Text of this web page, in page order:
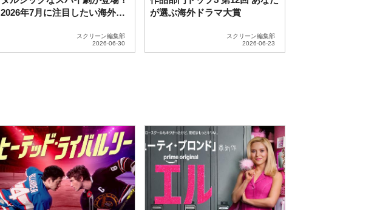
2026年7月に注目したい海外ド
スクリーン編集部
が選ぶ海外ドラマ大賞
スクリーン編集部